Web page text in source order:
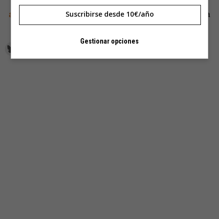
actividades
que ocuparán el tiempo en este fin de semana
en el Matadero.
Suscribirse desde 10€/año
Gestionar opciones